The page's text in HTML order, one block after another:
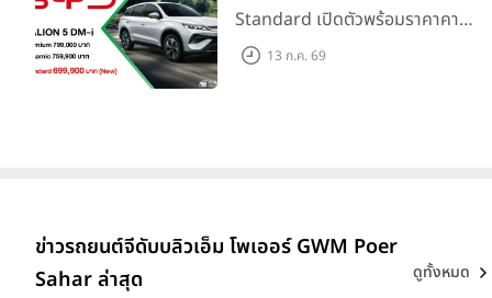
Standard เปิดตัวพร้อมราคาคาด
การณ์ 699,900 บาท รุ่นย่อย
13 ก.ค. 69
ข่าวรถยนต์จีดับบลิวเอ็ม โพเออร์ GWM Poer
Sahar ล่าสุด
ดูทั้งหมด